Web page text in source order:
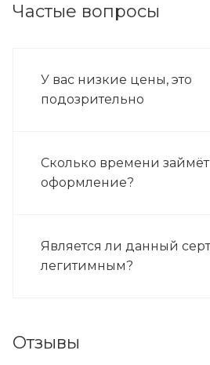
Частые вопросы
У вас низкие цены, это
подозрительно
Сколько времени займёт
оформление?
Является ли данный
легитимным?
Отзывы